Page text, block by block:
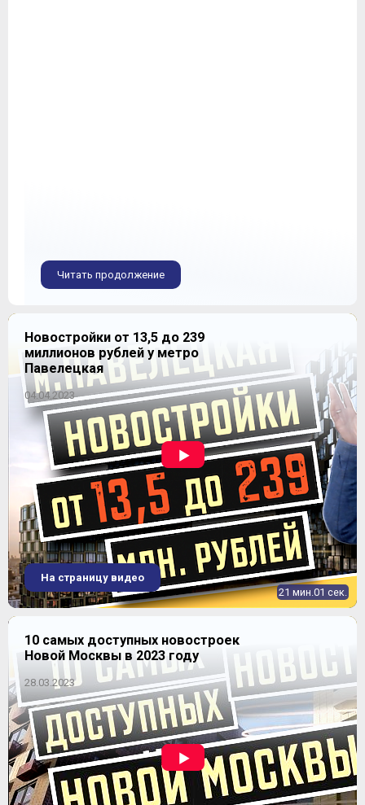
Читать продолжение
Новостройки от 13,5 до 239
миллионов рублей у метро
Павелецкая
04.04.2023
21 мин.01 сек.
На страницу видео
10 самых доступных новостроек
Новой Москвы в 2023 году
28.03.2023